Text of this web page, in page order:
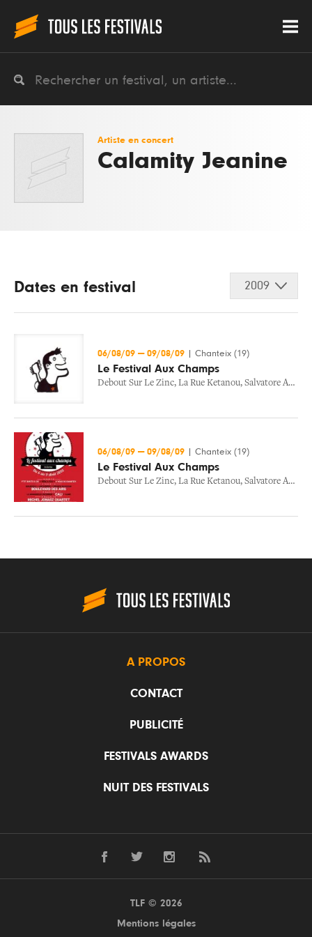
Artiste en concert
Calamity Jeanine
Dates en festival 2009
06/08/09 — 09/08/09 Chanteix (19)
Le Festival Aux Champs
Debout Sur Le Zinc, La Rue Ketanou, Salvatore Adamo
06/08/09 — 09/08/09 Chanteix (19)
Le Festival Aux Champs
Debout Sur Le Zinc, La Rue Ketanou, Salvatore Adamo
A PROPOS
CONTACT
PUBLICITÉ
FESTIVALS AWARDS
NUIT DES FESTIVALS
TLF © 2026
Mentions légales